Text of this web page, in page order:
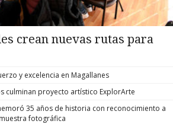
crean nuevas rutas para
y excelencia en Magallanes
culminan proyecto artístico ExplorArte
35 años de historia con reconocimiento a
fotográfica